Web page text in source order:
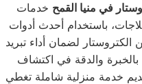
في منيا القمح خدمات
باستخدام أحدث أدوات
لضمان أداء تبريد
بالخبرة والدقة في اكتشاف
خدمة منزلية شاملة تغطي